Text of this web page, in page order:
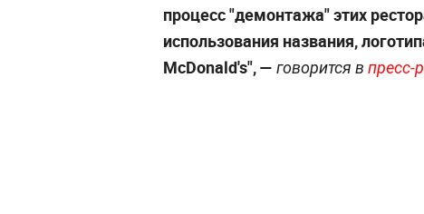
процесс "демонтажа" этих
использования названия,
McDonald's", — говорится в пресс-